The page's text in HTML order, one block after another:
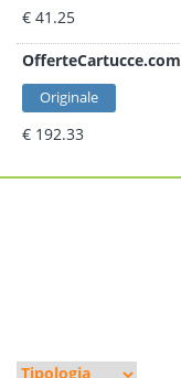
€ 41.25
OfferteCartucce.com
Originale
€ 192.33